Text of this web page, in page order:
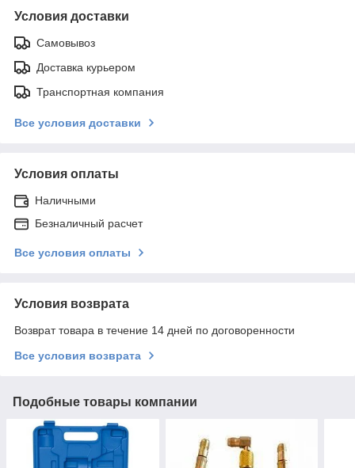
Условия доставки
Самовывоз
Доставка курьером
Транспортная компания
Все условия доставки
Условия оплаты
Наличными
Безналичный расчет
Все условия оплаты
Условия возврата
Возврат товара в течение 14 дней по договоренности
Все условия возврата
Подобные товары компании